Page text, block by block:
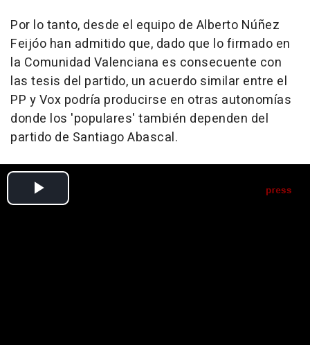
Por lo tanto, desde el equipo de Alberto Núñez
Feijóo han admitido que, dado que lo firmado en
la Comunidad Valenciana es consecuente con
las tesis del partido, un acuerdo similar entre el
PP y Vox podría producirse en otras autonomías
donde los 'populares' también dependen del
partido de Santiago Abascal.